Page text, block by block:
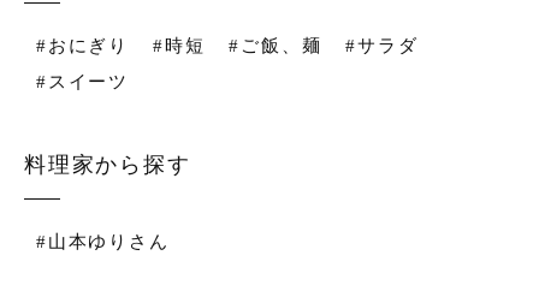
#おにぎり #時短 #ご飯、麺
#サラダ
#スイーツ
料理家から探す
#山本ゆりさん